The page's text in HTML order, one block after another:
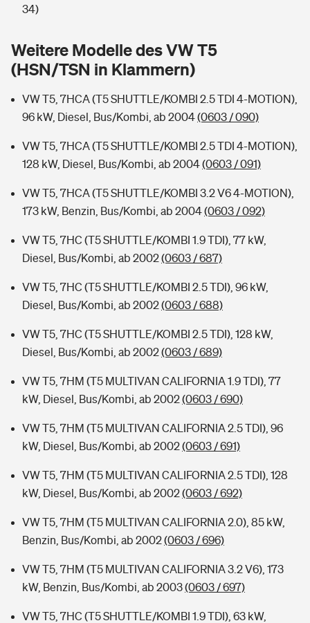
Tools
Hochwasser-Check: Wie gefährdet ist Ihr Haus?
Sie haben Fragen?
Handyversicherung
Private Cyberversicherung
Zur Übersicht
Kinderunfall-Check: Mehr Sicherheit für deine Kids
Typklassen: So ist Ihr Auto eingestuft
Sie haben Fragen?
Rentenrechner: Wie viel Geld bekomme ich im Alter?
34)
Weitere Modelle des VW T5
(HSN/TSN in Klammern)
VW T5, 7HCA (T5 SHUTTLE/KOMBI 2.5 TDI 4-MOTION),
96 kW, Diesel, Bus/Kombi, ab 2004(0603 / 090)
VW T5, 7HCA (T5 SHUTTLE/KOMBI 2.5 TDI 4-MOTION),
128 kW, Diesel, Bus/Kombi, ab 2004(0603 / 091)
VW T5, 7HCA (T5 SHUTTLE/KOMBI 3.2 V6 4-MOTION),
173 kW, Benzin, Bus/Kombi, ab 2004(0603 / 092)
VW T5, 7HC (T5 SHUTTLE/KOMBI 1.9 TDI), 77 kW,
Diesel, Bus/Kombi, ab 2002(0603 / 687)
VW T5, 7HC (T5 SHUTTLE/KOMBI 2.5 TDI), 96 kW,
Diesel, Bus/Kombi, ab 2002(0603 / 688)
VW T5, 7HC (T5 SHUTTLE/KOMBI 2.5 TDI), 128 kW,
Diesel, Bus/Kombi, ab 2002(0603 / 689)
VW T5, 7HM (T5 MULTIVAN CALIFORNIA 1.9 TDI), 77
kW, Diesel, Bus/Kombi, ab 2002(0603 / 690)
VW T5, 7HM (T5 MULTIVAN CALIFORNIA 2.5 TDI), 96
kW, Diesel, Bus/Kombi, ab 2002(0603 / 691)
VW T5, 7HM (T5 MULTIVAN CALIFORNIA 2.5 TDI), 128
kW, Diesel, Bus/Kombi, ab 2002(0603 / 692)
VW T5, 7HM (T5 MULTIVAN CALIFORNIA 2.0), 85 kW,
Benzin, Bus/Kombi, ab 2002(0603 / 696)
VW T5, 7HM (T5 MULTIVAN CALIFORNIA 3.2 V6), 173
kW, Benzin, Bus/Kombi, ab 2003(0603 / 697)
VW T5, 7HC (T5 SHUTTLE/KOMBI 1.9 TDI), 63 kW,